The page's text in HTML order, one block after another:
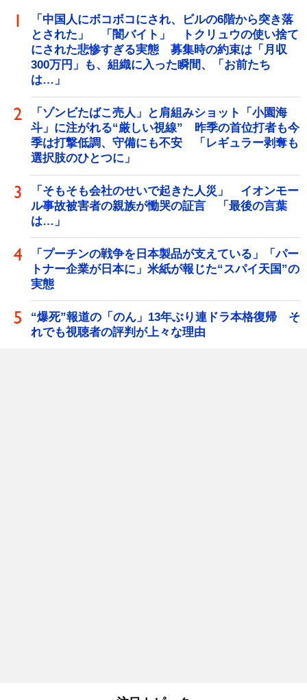
「中国人にボコボコにされ、ビルの6階から突き落
とされた」 「闇バイト」 トクリュウの使い捨て
にされた悲惨すぎる実態 募集時の約束は「月収
300万円」も、組織に入った瞬間、「お前たち
は…」
「ゾンビたばこ売人」と肩組みショット「小園海
斗」に注がれる“厳しい視線” 昨季の首位打者も今
季は打撃低調、守備にも不安 「レギュラー剥奪も
選択肢のひとつに」
「そもそも会社のせいで起きた人災」 イオンモー
ル事故被害者の親族が慟哭の証言 「最後の言葉
は…」
「プーチンの戦争を日本製品が支えている」「パー
トナー企業が日本に」米紙が報じた“スパイ天国”の
実態
“爆死”報道の「のん」13年ぶり連ドラ本格復帰 そ
れでも視聴者の評判が上々な理由